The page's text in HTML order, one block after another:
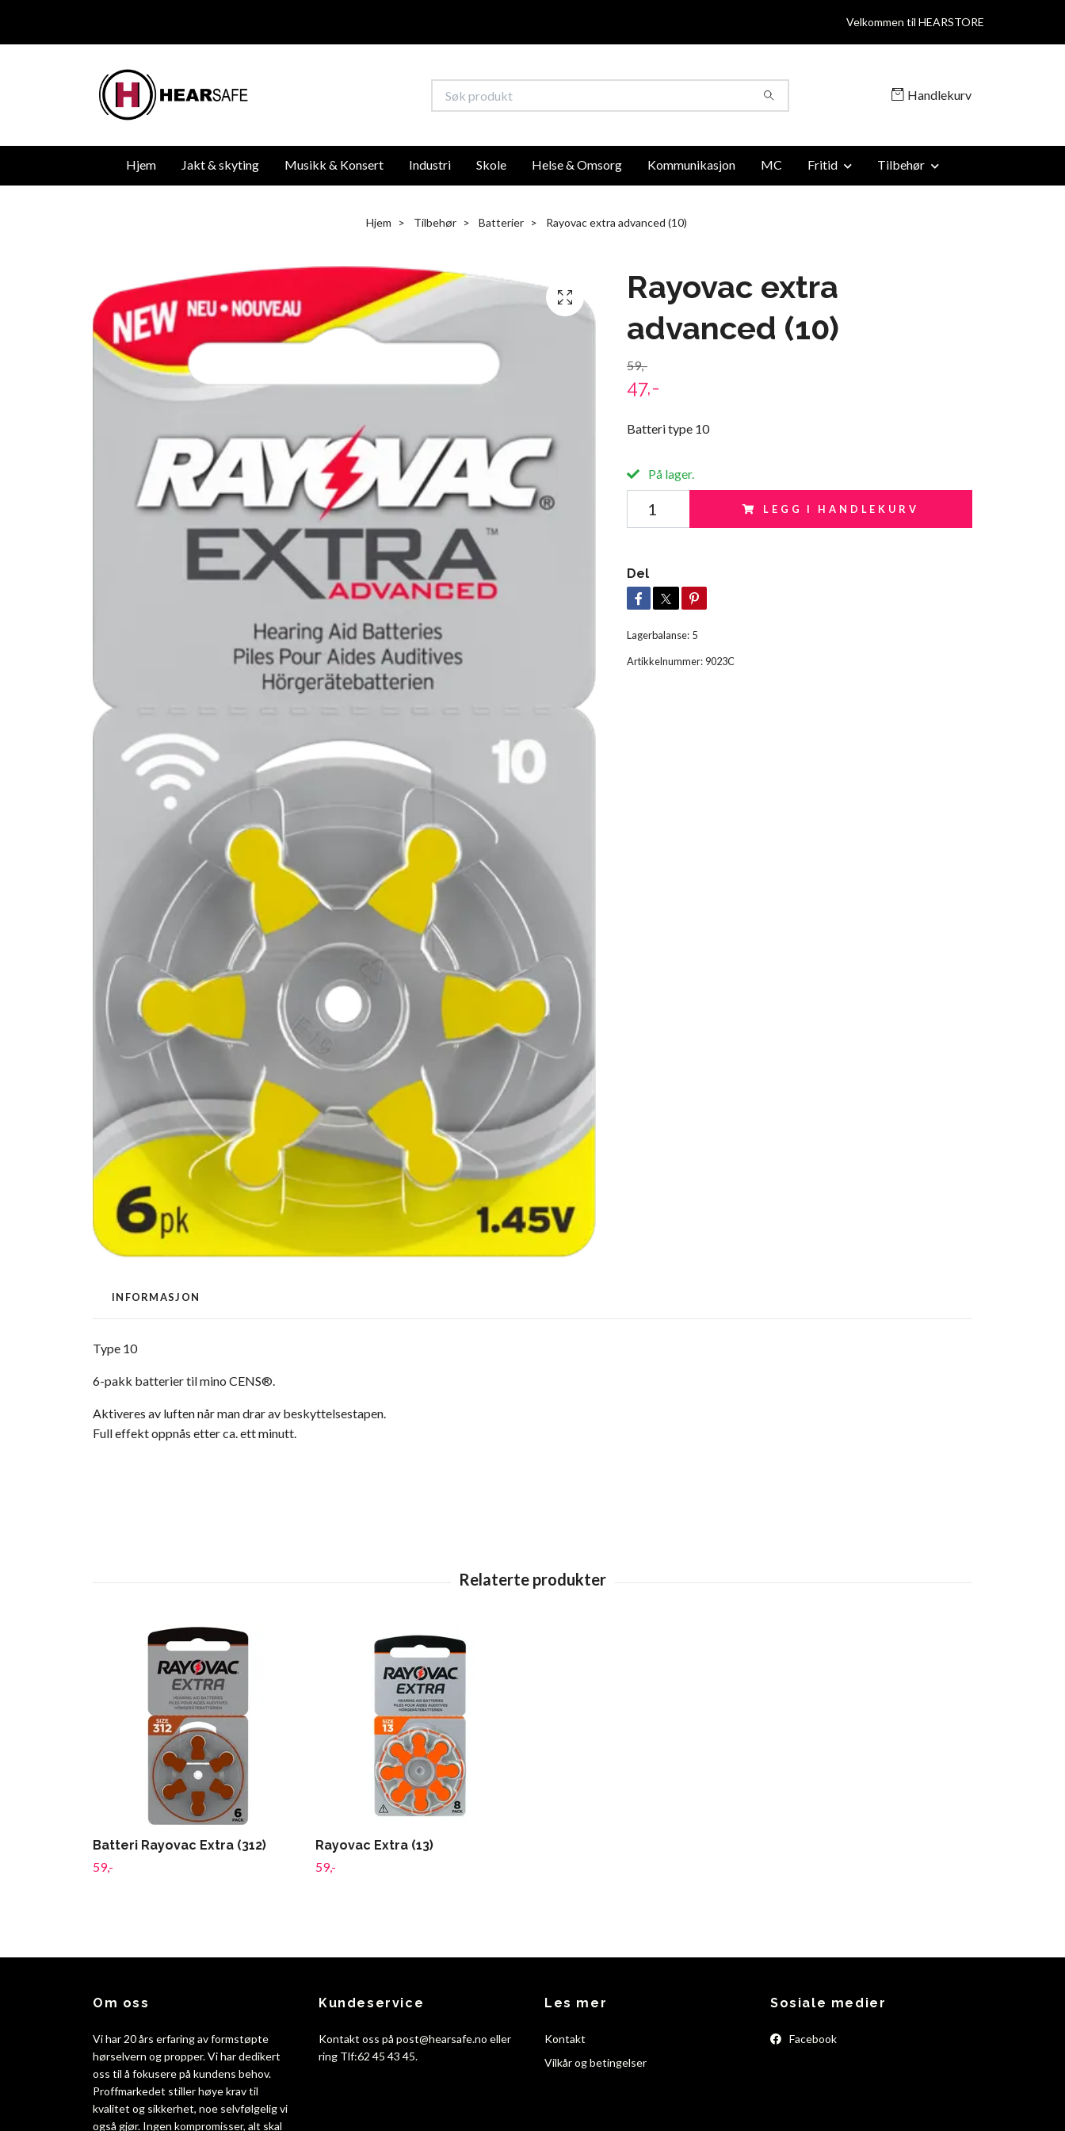
Velkommen til HEARSTORE
Handlekurv
Hjem Jakt & skyting Musikk & Konsert Industri Skole Helse & Omsorg Kommunikasjon MC Fritid Tilbehør
Hjem Tilbehør Batterier Rayovac extra advanced (10)
Rayovac extra
advanced (10)
59,-
47,-
Batteri type 10
På lager.
LEGG I HANDLEKURV
Del
Lagerbalanse: 5
Artikkelnummer:9023C
INFORMASJON
Type 10
6-pakk batterier til mino CENS®.
Aktiveres av luften når man drar av beskyttelsestapen.
Full effekt oppnås etter ca. ett minutt.
Batteri Rayovac Extra (312)
59,-
Rayovac Extra (13)
59,-
Om oss
Vi har 20 års erfaring av formstøpte
hørselvern og propper. Vi har dedikert
oss til å fokusere på kundens behov.
Proffmarkedet stiller høye krav til
kvalitet og sikkerhet, noe selvfølgelig vi
også gjør. Ingen kompromisser, alt skal
Kundeservice
Kontakt oss på post@hearsafe.no eller
ring Tlf:62 45 43 45.
Les mer
Kontakt
Vilkår og betingelser
Sosiale medier
Facebook